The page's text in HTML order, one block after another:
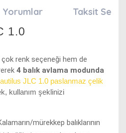
Yorumlar Taksit
1.0
renk seçeneği hem de
4 balık avlama modunda
JLC 1.0 paslanmaz çelik
, kullanım şeklinizi
mürekkep balıklarının